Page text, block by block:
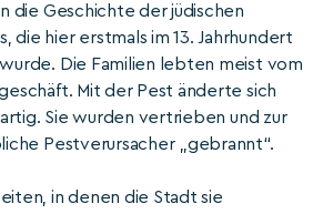
die Geschichte der jüdischen
die hier erstmals im 13. Jahrhundert
Die Familien lebten meist vom
Mit der Pest änderte sich
Sie wurden vertrieben und zur
Pestverursacher „gebrannt“.
in denen die Stadt sie